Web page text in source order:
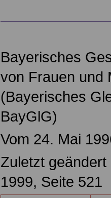
Bayerisches
von Frauen und
(Bayerisches
BayGlG)
Vom 24. Mai
Zuletzt
1999, Seite 521